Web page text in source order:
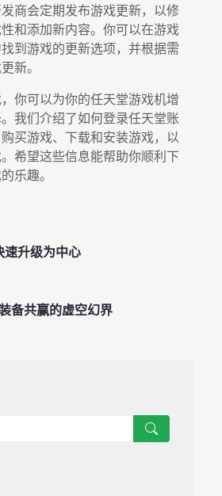
商会定期发布游戏更新，以修
和添加新内容。你可以在游戏
到游戏的更新选项，并根据需
新。
你可以为你的任天堂游戏机增
我们介绍了如何登录任天堂账
买游戏、下载和安装游戏，以
希望这些信息能帮助你顺利下
乐趣。
速升级为中心
备共赢的虚空幻界